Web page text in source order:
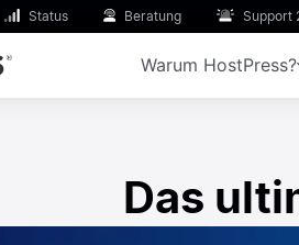
Status Beratung Support
Warum HostPress?
Das